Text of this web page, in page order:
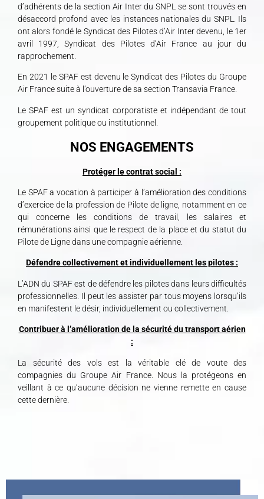
d’adhérents de la section Air Inter du SNPL se sont trouvés en
désaccord profond avec les instances nationales du SNPL. Ils
ont alors fondé le Syndicat des Pilotes d’Air Inter devenu, le 1er
avril 1997, Syndicat des Pilotes d’Air France au jour du
rapprochement.
En 2021 le SPAF est devenu le Syndicat des Pilotes du Groupe
Air France suite à l’ouverture de sa section Transavia France.
Le SPAF est un syndicat corporatiste et indépendant de tout
groupement politique ou institutionnel.
NOS ENGAGEMENTS
Protéger le contrat social :
Le SPAF a vocation à participer à l’amélioration des conditions
d’exercice de la profession de Pilote de ligne, notamment en ce
qui concerne les conditions de travail, les salaires et
rémunérations ainsi que le respect de la place et du statut du
Pilote de Ligne dans une compagnie aérienne.
Défendre collectivement et individuellement les pilotes :
L’ADN du SPAF est de défendre les pilotes dans leurs difficultés
professionnelles. Il peut les assister par tous moyens lorsqu’ils
en manifestent le désir, individuellement ou collectivement.
Contribuer à l’amélioration de la sécurité du transport aérien
:
La sécurité des vols est la véritable clé de voute des
compagnies du Groupe Air France. Nous la protégeons en
veillant à ce qu’aucune décision ne vienne remette en cause
cette dernière.